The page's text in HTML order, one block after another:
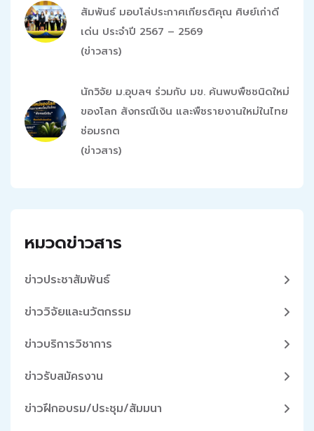
สัมพันธ์ มอบโล่ประกาศเกียรติคุณ ศิษย์เก่าดี
เด่น ประจำปี 2567 – 2569
(ข่าวสาร)
นักวิจัย ม.อุบลฯ ร่วมกับ มข. ค้นพบพืชชนิดใหม่
ของโลก สังกรณีเงิน และพืชรายงานใหม่ในไทย
ช่อมรกต
(ข่าวสาร)
หมวดข่าวสาร
ข่าวประชาสัมพันธ์
ข่าววิจัยและนวัตกรรม
ข่าวบริการวิชาการ
ข่าวรับสมัครงาน
ข่าวฝึกอบรม/ประชุม/สัมมนา